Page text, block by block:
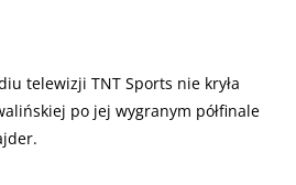
telewizji TNT Sports nie kryła
po jej wygranym półfinale